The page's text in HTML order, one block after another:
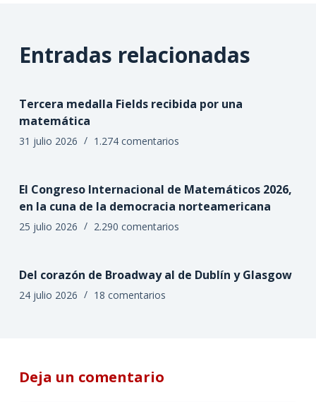
Entradas relacionadas
Tercera medalla Fields recibida por una
matemática
31 julio 2026 1.274 comentarios
El Congreso Internacional de Matemáticos 2026,
en la cuna de la democracia norteamericana
25 julio 2026 2.290 comentarios
Del corazón de Broadway al de Dublín y Glasgow
24 julio 2026 18 comentarios
Deja un comentario